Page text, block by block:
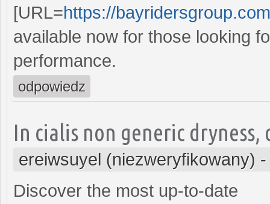
[URL=https://
available now for those looking
performance.
odpowiedz
In cialis non generic
ereiwsuyel (niezweryfikowany)
Discover the most up-to-date